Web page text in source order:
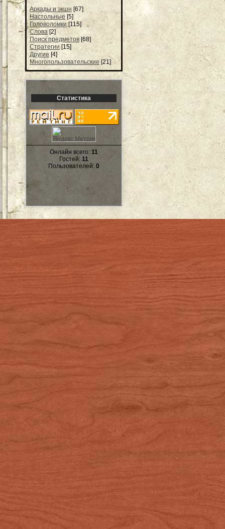
Аркады и экшн [67]
Настольные [5]
Головоломки [115]
Слова [2]
Поиск предметов [68]
Стратегии [15]
Другие [4]
Многопользовательские [21]
Статистика
Онлайн всего: 11
Гостей: 11
Пользователей: 0